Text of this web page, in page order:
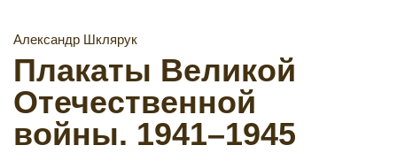
Александр Шклярук
Плакаты Великой
Отечественной
войны. 1941–1945